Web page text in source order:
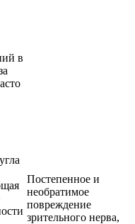
в
Постепенное и
необратимое
повреждение
зрительного нерва,